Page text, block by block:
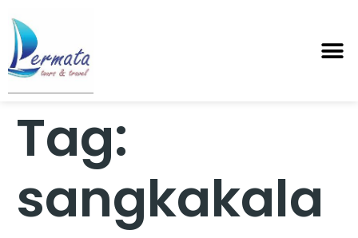
Tag:
sangkakala